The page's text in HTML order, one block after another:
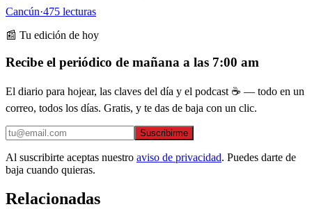
Cancún·475 lecturas
📰 Tu edición de hoy
Recibe el periódico de mañana a las 7:00 am
El diario para hojear, las claves del día y el podcast ☕ — todo en un
correo, todos los días. Gratis, y te das de baja con un clic.
Suscribirme
Al suscribirte aceptas nuestro aviso de privacidad. Puedes darte de
baja cuando quieras.
Relacionadas